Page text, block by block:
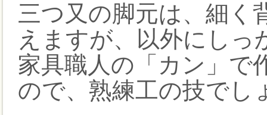
三つ又の脚元は、細く
えますが、以外にしっ
家具職人の「カン」で
ので、熟練工の技でし